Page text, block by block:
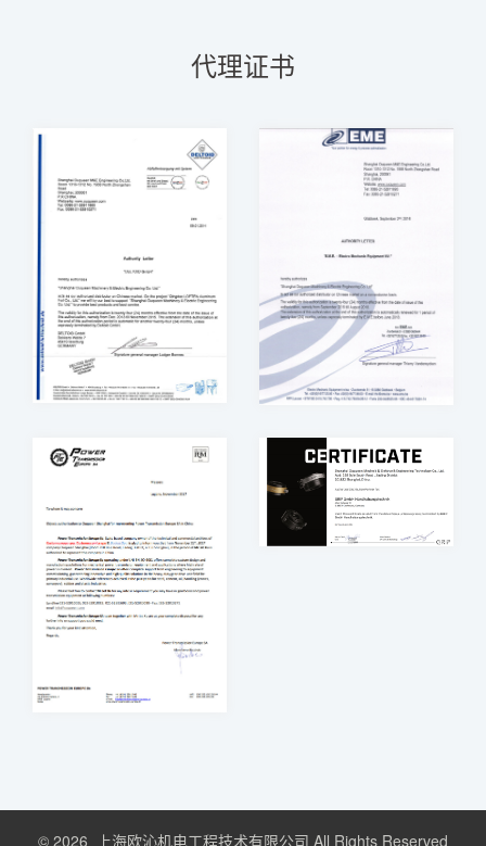
代理证书
© 2026 上海欧沁机电工程技术有限公司 All Rights Reserved